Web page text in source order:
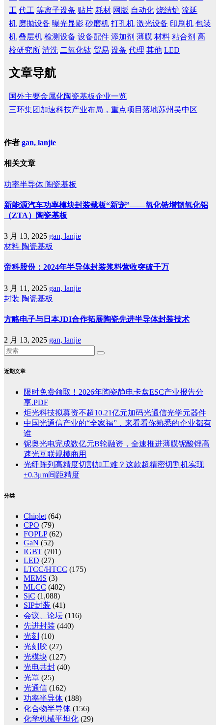
工 代工 等离子设备 贴片 耗材 网版 自动化 烧结炉 流延
机 磨抛设备 曝光显影 砂磨机 打孔机 激光设备 印刷机 包装
机 叠层机 检测设备 设备配件 添加剂 薄膜 材料 粘合剂 高
校研究所 清洗 二氧化钛 贸易 设备 代理 其他 LED
文章导航
国外主要金属化陶瓷基板企业一览
三环集团加速科技产业布局，重点项目落地苏州吴中区
作者 gan, lanjie
相关文章
功率半导体 陶瓷基板
新能源汽车功率模块封装载板“新宠”——氧化锆增韧氧化铝
（ZTA）陶瓷基板
3 月 13, 2025 gan, lanjie
材料 陶瓷基板
帝科股份：2024年半导体封装浆料营收突破千万
3 月 11, 2025 gan, lanjie
封装 陶瓷基板
方略电子与日本JDI合作拓展陶瓷先进半导体封装技术
2 月 13, 2025 gan, lanjie
近期文章
限时免费领取！2026年陶瓷静电卡盘ESC产业报告分
享.PDF
炬光科技拟募资不超10.21亿元加码光通信光学元器件
中国光通信产业的“全家福”，来看看你熟悉的企业都有
谁
铌奥光电完成数亿元B轮融资，全速推进薄膜铌酸锂高
速光互联规模商用
光纤阵列高精度切割加工难？这款超精密切割机实现
±0.3μm间距精度
分类
Chiplet (64)
CPO (79)
FOPLP(62)
GaN (52)
IGBT (701)
LED (27)
LTCC/HTCC (175)
MEMS (3)
MLCC (402)
SiC (1,088)
SIP封装 (41)
会议、论坛 (116)
先进封装 (440)
光刻 (10)
光刻胶 (27)
光模块 (127)
光电共封 (40)
光罩 (25)
光通信 (162)
功率半导体 (188)
化合物半导体 (156)
化学机械平坦化 (29)